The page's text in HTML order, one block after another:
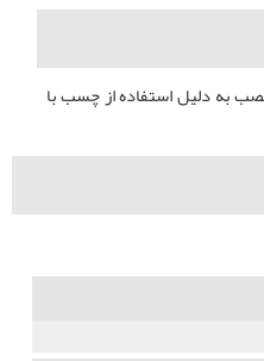
به دلیل استفاده از چسب با